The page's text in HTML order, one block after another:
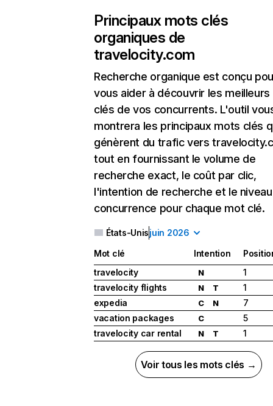
Principaux mots clés
organiques de
travelocity.com
Recherche organique est conçu
vous aider à découvrir les
clés de vos concurrents. L'outil
montrera les principaux mots clés
génèrent du trafic vers
tout en fournissant le volume de
recherche exact, le coût par clic,
l'intention de recherche et le
concurrence pour chaque mot clé.
États-Unisjuin 2026
Mot clé Intention
travelocity
N
1
travelocity flights
N T
1
expedia
C N
7
vacation packages
C
5
travelocity car rental
N T 1
Voir tous les mots clés →